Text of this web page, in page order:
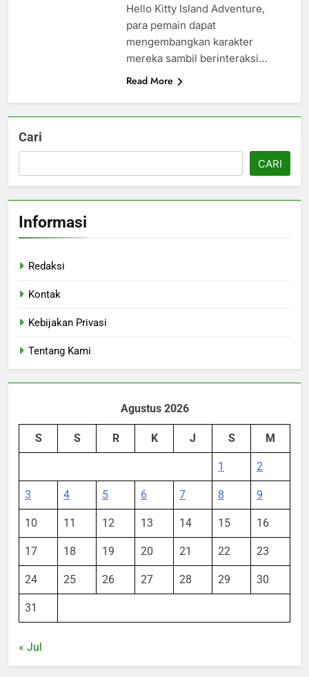
Hello Kitty Island Adventure,
para pemain dapat
mengembangkan karakter
mereka sambil berinteraksi…
Read More
Cari
CARI
Informasi
Redaksi
Kontak
Kebijakan Privasi
Tentang Kami
Agustus 2026
S S R K J S M
1 2
3 4 5 6 7 8 9
10 11 12 13 14 15 16
17 18 19 20 21 22 23
24 25 26 27 28 29 30
31
« Jul